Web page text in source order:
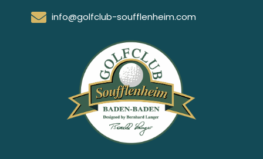
info@golfclub-soufflenheim.com